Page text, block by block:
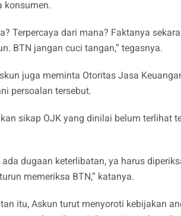
konsumen.
Terpercaya dari mana? Faktanya
BTN jangan cuci tangan,” tegasnya.
juga meminta Otoritas Jasa
persoalan tersebut.
sikap OJK yang dinilai belum terlihat
dugaan keterlibatan, ya harus
memeriksa BTN,” katanya.
itu, Askun turut menyoroti kebijakan